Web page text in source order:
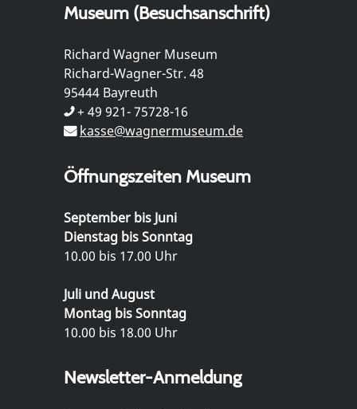
Museum (Besuchsanschrift)
Richard Wagner Museum
Richard-Wagner-Str. 48
95444 Bayreuth
+ 49 921- 75728-16
kasse@wagnermuseum.de
Öffnungszeiten Museum
September bis Juni
Dienstag bis Sonntag
10.00 bis 17.00 Uhr
Juli und August
Montag bis Sonntag
10.00 bis 18.00 Uhr
Newsletter-Anmeldung